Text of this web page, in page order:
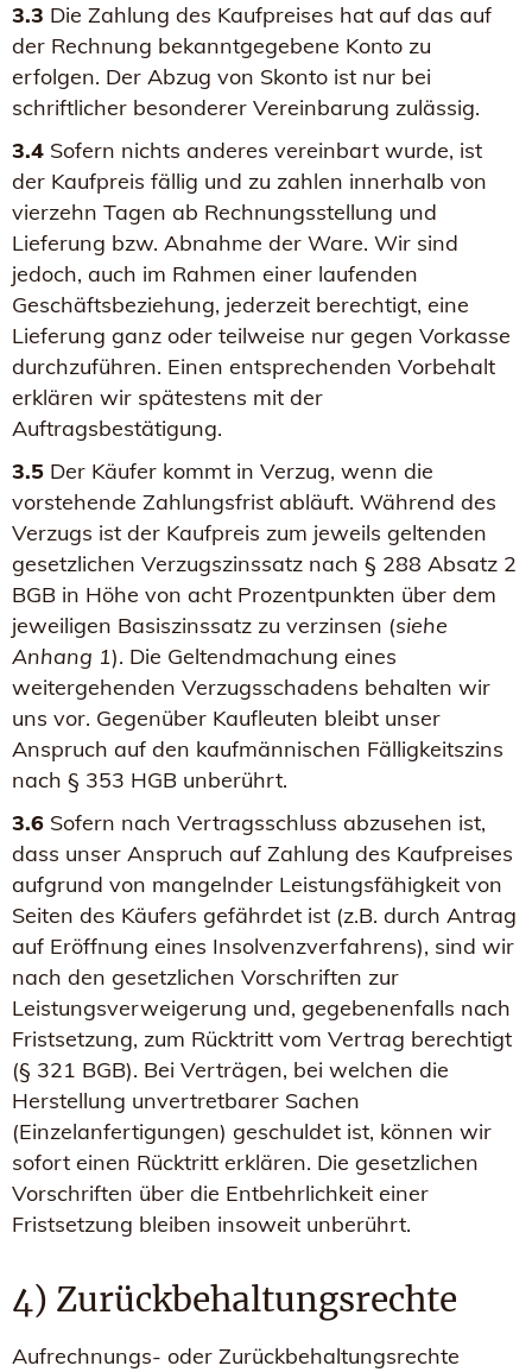
3.3 Die Zahlung des Kaufpreises hat auf das auf
der Rechnung bekanntgegebene Konto zu
erfolgen. Der Abzug von Skonto ist nur bei
schriftlicher besonderer Vereinbarung zulässig.
3.4 Sofern nichts anderes vereinbart wurde, ist
der Kaufpreis fällig und zu zahlen innerhalb von
vierzehn Tagen ab Rechnungsstellung und
Lieferung bzw. Abnahme der Ware. Wir sind
jedoch, auch im Rahmen einer laufenden
Geschäftsbeziehung, jederzeit berechtigt, eine
Lieferung ganz oder teilweise nur gegen Vorkasse
durchzuführen. Einen entsprechenden Vorbehalt
erklären wir spätestens mit der
Auftragsbestätigung.
3.5 Der Käufer kommt in Verzug, wenn die
vorstehende Zahlungsfrist abläuft. Während des
Verzugs ist der Kaufpreis zum jeweils geltenden
gesetzlichen Verzugszinssatz nach § 288 Absatz 2
BGB in Höhe von acht Prozentpunkten über dem
jeweiligen Basiszinssatz zu verzinsen (siehe
Anhang 1). Die Geltendmachung eines
weitergehenden Verzugsschadens behalten wir
uns vor. Gegenüber Kaufleuten bleibt unser
Anspruch auf den kaufmännischen Fälligkeitszins
nach § 353 HGB unberührt.
3.6 Sofern nach Vertragsschluss abzusehen ist,
dass unser Anspruch auf Zahlung des Kaufpreises
aufgrund von mangelnder Leistungsfähigkeit von
Seiten des Käufers gefährdet ist (z.B. durch Antrag
auf Eröffnung eines Insolvenzverfahrens), sind wir
nach den gesetzlichen Vorschriften zur
Leistungsverweigerung und, gegebenenfalls nach
Fristsetzung, zum Rücktritt vom Vertrag berechtigt
(§ 321 BGB). Bei Verträgen, bei welchen die
Herstellung unvertretbarer Sachen
(Einzelanfertigungen) geschuldet ist, können wir
sofort einen Rücktritt erklären. Die gesetzlichen
Vorschriften über die Entbehrlichkeit einer
Fristsetzung bleiben insoweit unberührt.
4) Zurückbehaltungsrechte
Aufrechnungs- oder Zurückbehaltungsrechte